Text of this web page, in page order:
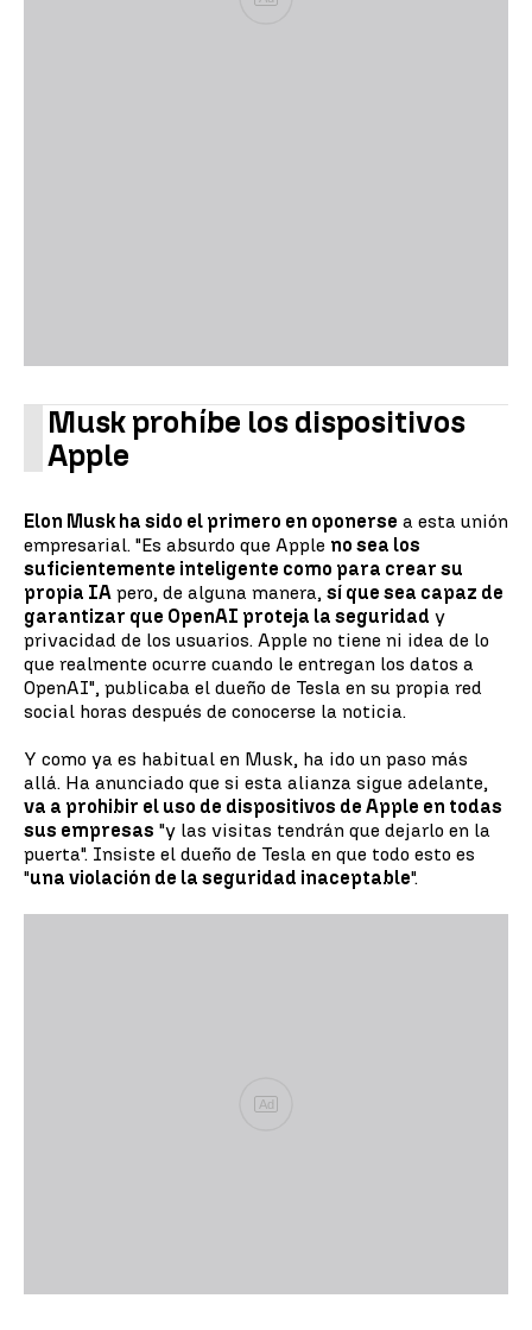
Musk prohíbe los dispositivos
Apple
Elon Musk ha sido el primero en oponerse a esta unión
empresarial. "Es absurdo que Apple no sea los
suficientemente inteligente como para crear su
propia IA pero, de alguna manera, sí que sea capaz de
garantizar que OpenAI proteja la seguridad y
privacidad de los usuarios. Apple no tiene ni idea de lo
que realmente ocurre cuando le entregan los datos a
OpenAI", publicaba el dueño de Tesla en su propia red
social horas después de conocerse la noticia.
Y como ya es habitual en Musk, ha ido un paso más
allá. Ha anunciado que si esta alianza sigue adelante,
va a prohibir el uso de dispositivos de Apple en todas
sus empresas "y las visitas tendrán que dejarlo en la
puerta". Insiste el dueño de Tesla en que todo esto es
"una violación de la seguridad inaceptable".
Ad